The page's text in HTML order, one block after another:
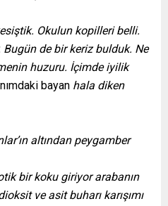
Okulun kopilleri belli.
Bugün de bir keriz bulduk. Ne
huzuru. İçimde iyilik
bayan hala diken
altından peygamber
bir koku giriyor arabanın
ve asit buharı karışımı